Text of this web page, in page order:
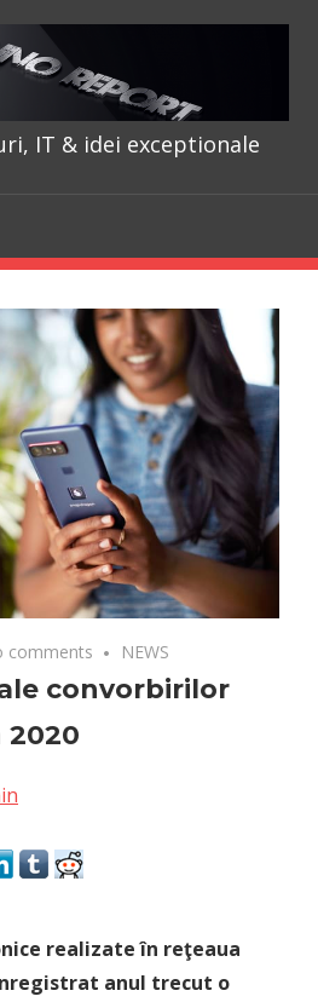
IT & idei exceptionale
comments NEWS
convorbirilor
realizate în reţeaua
anul trecut o